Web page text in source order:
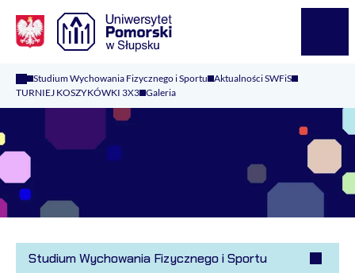
Studium Wychowania Fizycznego i Sportu Aktualności SWFiS
TURNIEJ KOSZYKÓWKI 3X3 Galeria
Studium Wychowania Fizycznego i Sportu